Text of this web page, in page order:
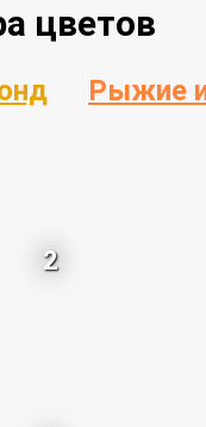
цветов
Рыжие
2